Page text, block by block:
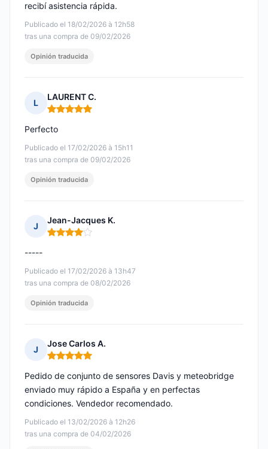
Publicado el 18/02/2026 à 12h58
tras una compra de 09/02/2026
recibí asistencia rápida.
Opinión traducida
L
LAURENT C.
Nota: 5 de 5
Publicado el 17/02/2026 à 15h11
tras una compra de 09/02/2026
Perfecto
Opinión traducida
J
Jean-Jacques K.
Nota: 4 de 5
Publicado el 17/02/2026 à 13h47
tras una compra de 08/02/2026
-----
Opinión traducida
J
Jose Carlos A.
Nota: 5 de 5
Publicado el 13/02/2026 à 12h26
tras una compra de 04/02/2026
Pedido de conjunto de sensores Davis y meteobridge
enviado muy rápido a España y en perfectas
condiciones. Vendedor recomendado.